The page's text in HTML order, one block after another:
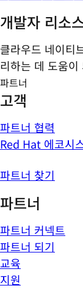
개발자 리소
클라우드 네이티
리하는 데 도움
파트너
고객
파트너 협력
Red Hat 에코시
파트너 찾기
파트너
파트너 커넥트
파트너 되기
교육
지원